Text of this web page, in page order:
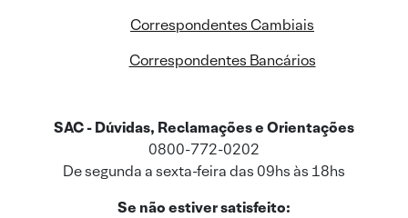
Correspondentes Cambiais
Correspondentes Bancários
SAC - Dúvidas, Reclamações e Orientações
0800-772-0202
De segunda a sexta-feira das 09hs às 18hs
Se não estiver satisfeito: